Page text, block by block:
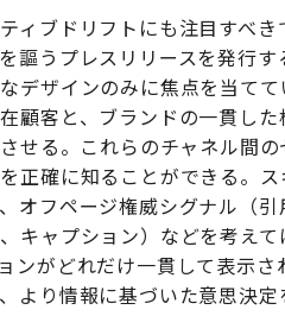
ィブドリフトにも注目すべ
謳うプレスリリースを発行
デザインのみに焦点を当て
顧客と、ブランドの一貫し
せる。これらのチャネル間
正確に知ることができる。
オフページ権威シグナル（
キャプション）などを考え
ンがどれだけ一貫して表示
より情報に基づいた意思決定